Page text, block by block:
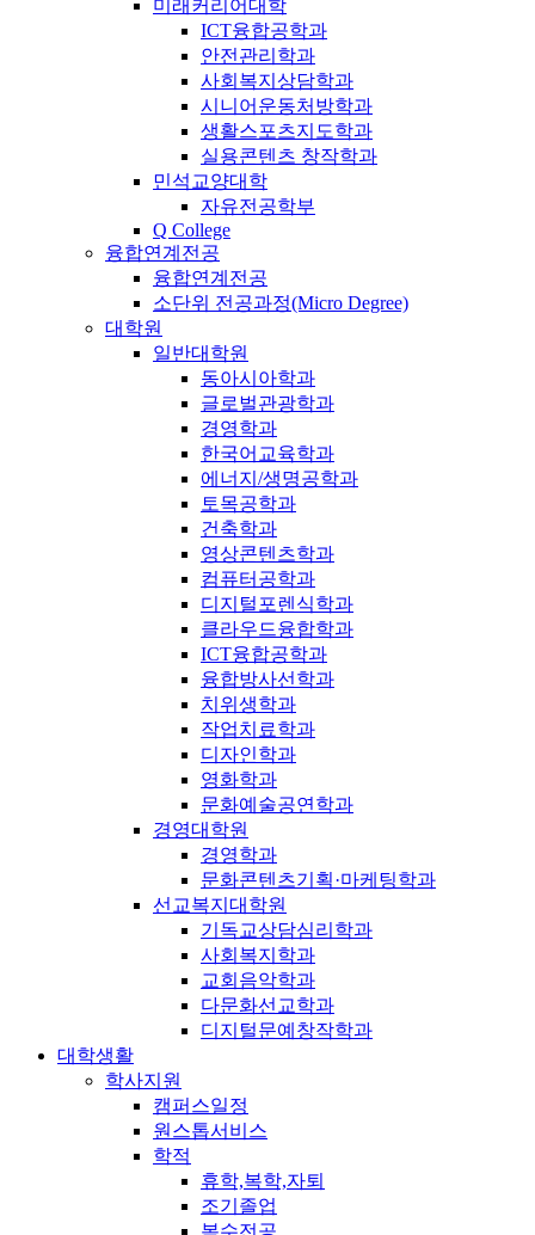
미래커리어대학
ICT융합공학과
안전관리학과
사회복지상담학과
시니어운동처방학과
생활스포츠지도학과
실용콘텐츠 창작학과
민석교양대학
자유전공학부
Q College
융합연계전공
융합연계전공
소단위 전공과정(Micro Degree)
대학원
일반대학원
동아시아학과
글로벌관광학과
경영학과
한국어교육학과
에너지/생명공학과
토목공학과
건축학과
영상콘텐츠학과
컴퓨터공학과
디지털포렌식학과
클라우드융합학과
ICT융합공학과
융합방사선학과
치위생학과
작업치료학과
디자인학과
영화학과
문화예술공연학과
경영대학원
경영학과
문화콘텐츠기획·마케팅학과
선교복지대학원
기독교상담심리학과
사회복지학과
교회음악학과
다문화선교학과
디지털문예창작학과
대학생활
학사지원
캠퍼스일정
원스톱서비스
학적
휴학,복학,자퇴
조기졸업
복수전공